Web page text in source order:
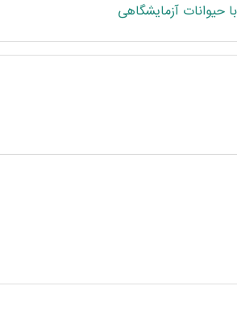
حیوانات آزمایشگاهی